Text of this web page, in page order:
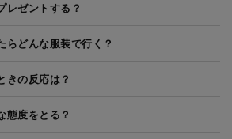
レゼントする？
らどんな服装で行く？
きの反応は？
態度をとる？